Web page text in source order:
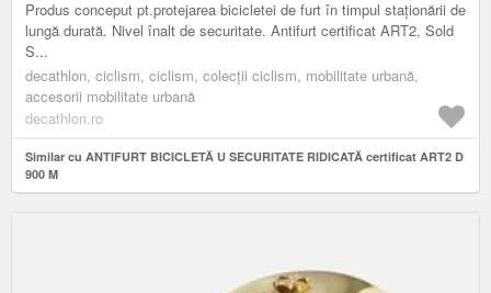
Produs conceput pt.protejarea bicicletei de furt în timpul staționării de
lungă durată. Nivel înalt de securitate. Antifurt certificat ART2, Sold
S...
decathlon, ciclism, ciclism, colecții ciclism, mobilitate urbană,
accesorii mobilitate urbană
decathlon.ro
Similar cu ANTIFURT BICICLETĂ U SECURITATE RIDICATĂ certificat ART2 D
900 M